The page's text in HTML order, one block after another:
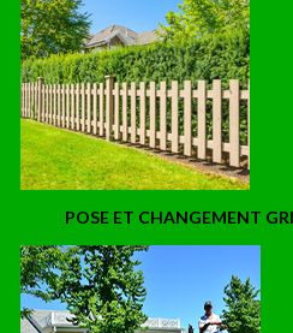
POSE ET CHANGEMENT